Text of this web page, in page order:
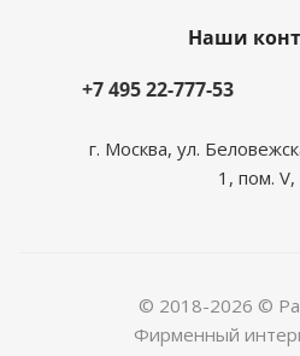
Наши
+7 495 22-777-53
г. Москва, ул.
1, пом.
© 2018-2026 ©
Фирменный